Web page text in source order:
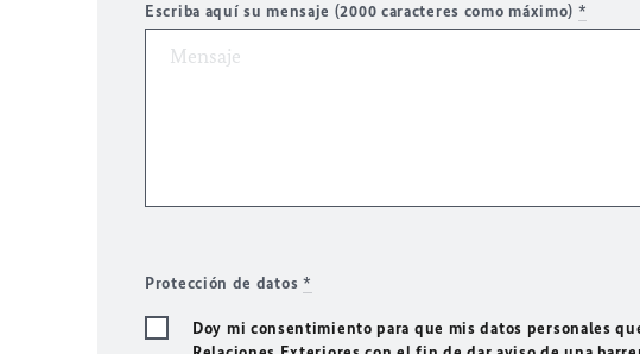
Escriba aquí su mensaje (2000 caracteres como máximo) *
Protección de datos *
Doy mi consentimiento para que mis datos personales